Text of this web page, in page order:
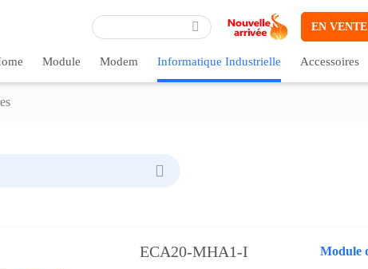
EN VENTE
Module Modem Informatique Industrielle Accessoires
ECA20-MHA1-I